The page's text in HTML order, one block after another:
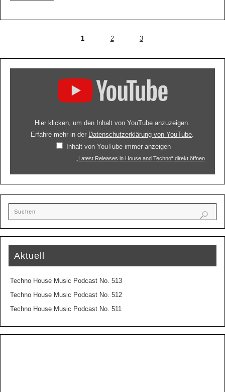
1 2 3
Hier klicken, um den Inhalt von YouTube anzuzeigen.
Erfahre mehr in der Datenschutzerklärung von YouTube
Inhalt von YouTube immer anzeigen
„Latest Releases in House and Techno“ direkt öffnen
Aktuell
Techno House Music Podcast No. 513
Techno House Music Podcast No. 512
Techno House Music Podcast No. 511